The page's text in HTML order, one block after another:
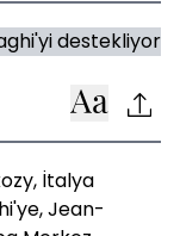
İtalya
Jean-